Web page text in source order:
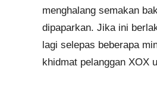
menghalang semakan
dipaparkan. Jika ini
lagi selepas beberapa
khidmat pelanggan XOX